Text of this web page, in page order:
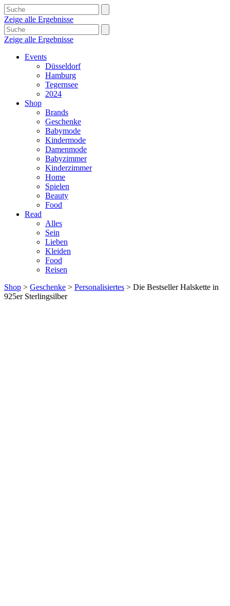
Zeige alle Ergebnisse
Zeige alle Ergebnisse
Events
Düsseldorf
Hamburg
Tegernsee
2024
Shop
Brands
Geschenke
Babymode
Kindermode
Damenmode
Babyzimmer
Kinderzimmer
Home
Spielen
Beauty
Food
Read
Alles
Sein
Lieben
Kleiden
Food
Reisen
Shop > Geschenke > Personalisiertes > Die Bestseller Halskette in
925er Sterlingsilber